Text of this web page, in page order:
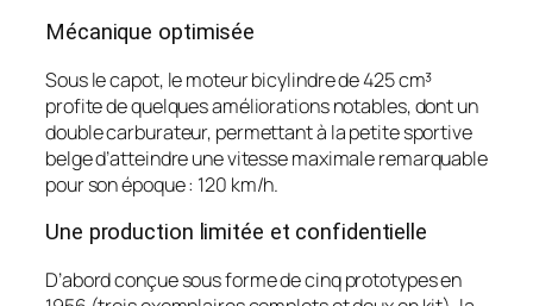
Mécanique optimisée
Sous le capot, le moteur bicylindre de 425 cm³
profite de quelques améliorations notables, dont un
double carburateur, permettant à la petite sportive
belge d’atteindre une vitesse maximale remarquable
pour son époque : 120 km/h.
Une production limitée et confidentielle
D’abord conçue sous forme de cinq prototypes en